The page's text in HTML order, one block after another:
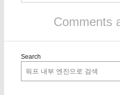
Comments
Search